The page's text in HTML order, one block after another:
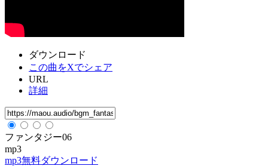
ダウンロード
この曲をXでシェア
URL
詳細
ファンタジー06
mp3
mp3無料ダウンロード